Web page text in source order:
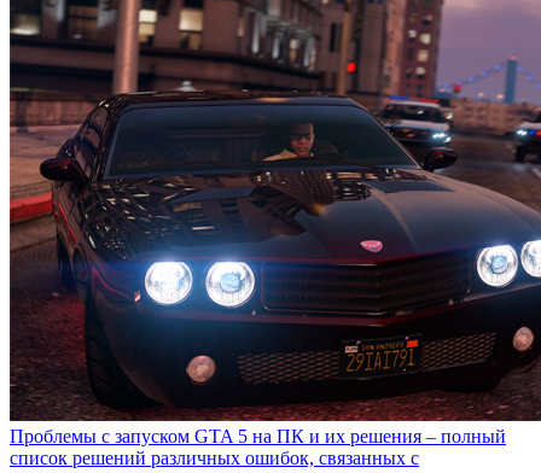
Проблемы с запуском GTA 5 на ПК и их решения – полный
список решений различных ошибок, связанных с